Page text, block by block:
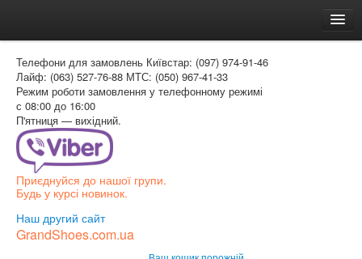
Доставка и оплата
Как заказать
Контакти
Таблиця розмірів
Вхід для покупця
Телефони для замовлень Київстар: (097) 974-91-46
Лайф: (063) 527-76-88 МТС: (050) 967-41-33
Режим роботи замовлення у телефонному режимі
с 08:00 до 16:00
П'ятниця — вихідний.
Приєднуйся до нашої групи.
Будь у курсі новинок.
Наш другий сайт
GrandShoes.com.ua